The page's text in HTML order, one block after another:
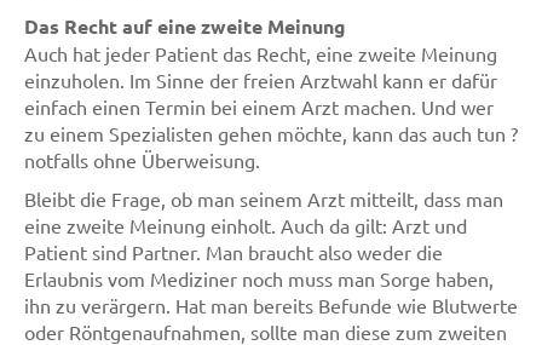
Das Recht auf eine zweite Meinung
Auch hat jeder Patient das Recht, eine zweite Meinung
einzuholen. Im Sinne der freien Arztwahl kann er dafür
einfach einen Termin bei einem Arzt machen. Und wer
zu einem Spezialisten gehen möchte, kann das auch tun ?
notfalls ohne Überweisung.
Bleibt die Frage, ob man seinem Arzt mitteilt, dass man
eine zweite Meinung einholt. Auch da gilt: Arzt und
Patient sind Partner. Man braucht also weder die
Erlaubnis vom Mediziner noch muss man Sorge haben,
ihn zu verärgern. Hat man bereits Befunde wie Blutwerte
oder Röntgenaufnahmen, sollte man diese zum zweiten